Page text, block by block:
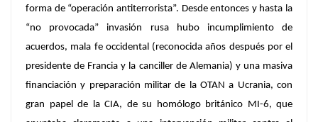
forma de “operación antiterrorista”. Desde entonces y hasta la
“no provocada” invasión rusa hubo incumplimiento de
acuerdos, mala fe occidental (reconocida años después por el
presidente de Francia y la canciller de Alemania) y una masiva
financiación y preparación militar de la OTAN a Ucrania, con
gran papel de la CIA, de su homólogo británico MI-6, que